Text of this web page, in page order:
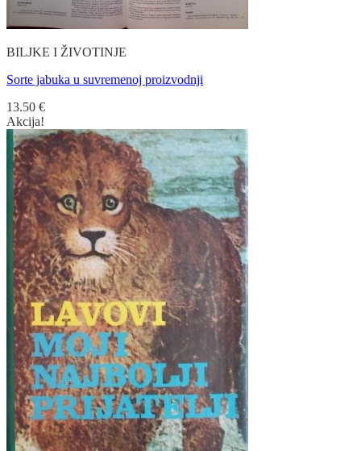
BILJKE I ŽIVOTINJE
Sorte jabuka u suvremenoj proizvodnji
13.50 €
Akcija!